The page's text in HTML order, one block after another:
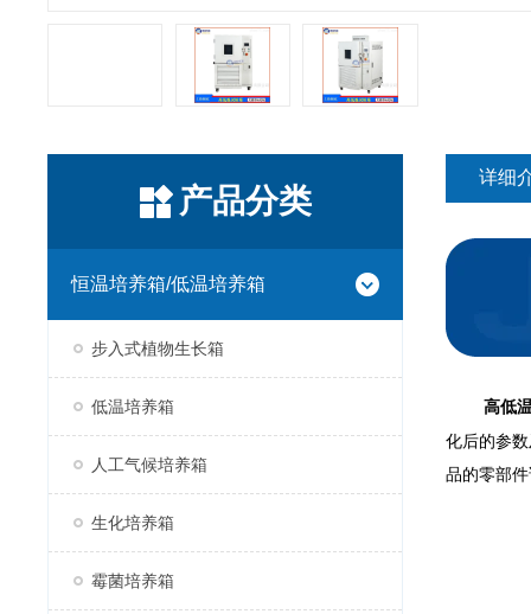
产品分类
恒温培养箱/低温培养箱
步入式植物生长箱
低温培养箱
人工气候培养箱
生化培养箱
霉菌培养箱
详细
高低
化后的参
品的零部